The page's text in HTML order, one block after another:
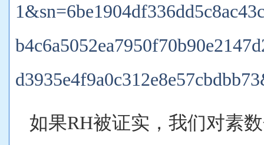
如果RH被证实，我们对素